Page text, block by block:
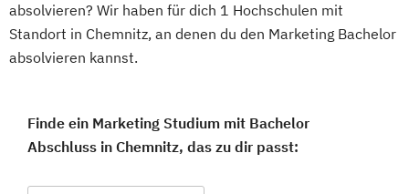
absolvieren? Wir haben für dich 1 Hochschulen mit
Standort in Chemnitz, an denen du den Marketing Bachelor
absolvieren kannst.
Finde ein Marketing Studium mit Bachelor
Abschluss in Chemnitz, das zu dir passt: